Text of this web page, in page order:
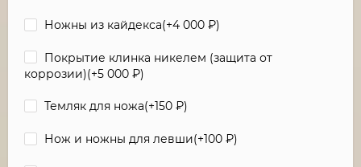
Ножны из кайдекса(+4 000 ₽)
Покрытие клинка никелем (защита от
коррозии)(+5 000 ₽)
Темляк для ножа(+150 ₽)
Нож и ножны для левши(+100 ₽)